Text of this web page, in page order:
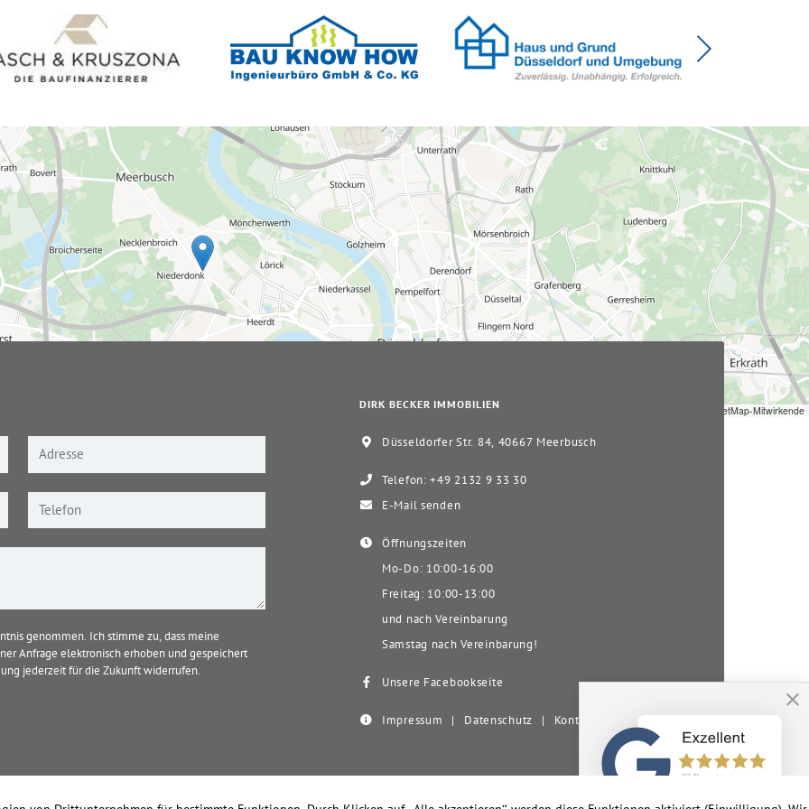
© OpenStreetMap-Mitwirkende
genommen. Ich stimme zu, dass meine
Anfrage elektronisch erhoben und gespeichert
jederzeit für die Zukunft widerrufen.
DIRK BECKER IMMOBILIEN
Düsseldorfer Str. 84, 40667 Meerbusch
Telefon: +49 2132 9 33 30
E-Mail senden
Öffnungszeiten
Mo-Do: 10:00-16:00
Freitag: 10:00-13:00
und nach Vereinbarung
Samstag nach Vereinbarung!
Unsere Facebookseite
Impressum | Datenschutz | Kontakt